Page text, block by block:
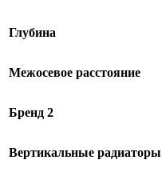
Глубина
Межосевое расстояние
Бренд 2
Вертикальные радиаторы